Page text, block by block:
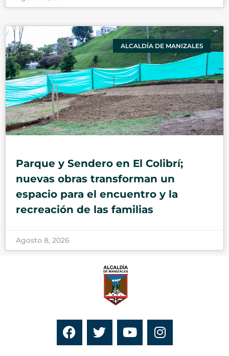
ALCALDÍA DE MANIZALES
Parque y Sendero en El Colibrí;
nuevas obras transforman un
espacio para el encuentro y la
recreación de las familias
Agosto 8, 2026